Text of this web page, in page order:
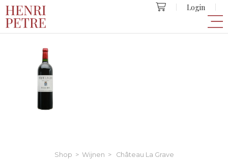
Login
Shop > Wijnen > Château La Grave